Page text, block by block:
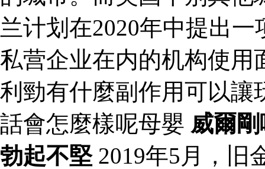
兰计划在2020年中提出
私营企业在内的机构使
利勁有什麼副作用可以讓
話會怎麼樣呢母嬰 威爾
勃起不堅2019年5月，旧